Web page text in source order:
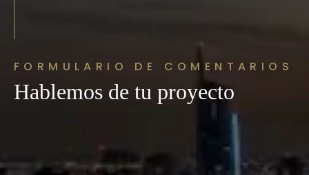
FORMULARIO DE COMENTARIOS
Hablemos de tu proyecto